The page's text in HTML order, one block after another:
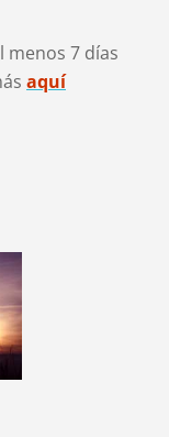
menos 7 días
aquí